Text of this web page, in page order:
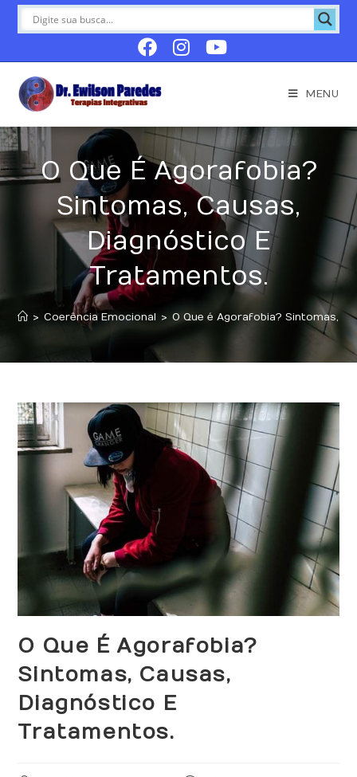
MENU
O Que É Agorafobia?
Sintomas, Causas,
Diagnóstico E
Tratamentos.
> Coerência Emocional > O Que é Agorafobia? Sintomas,
O Que É Agorafobia?
Sintomas, Causas,
Diagnóstico E
Tratamentos.